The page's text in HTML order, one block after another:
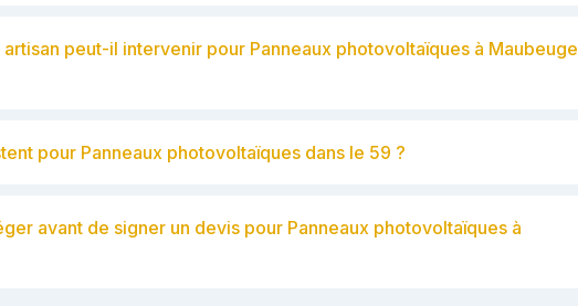
peut-il intervenir pour Panneaux photovoltaïques à Maubeuge
pour Panneaux photovoltaïques dans le 59 ?
avant de signer un devis pour Panneaux photovoltaïques à